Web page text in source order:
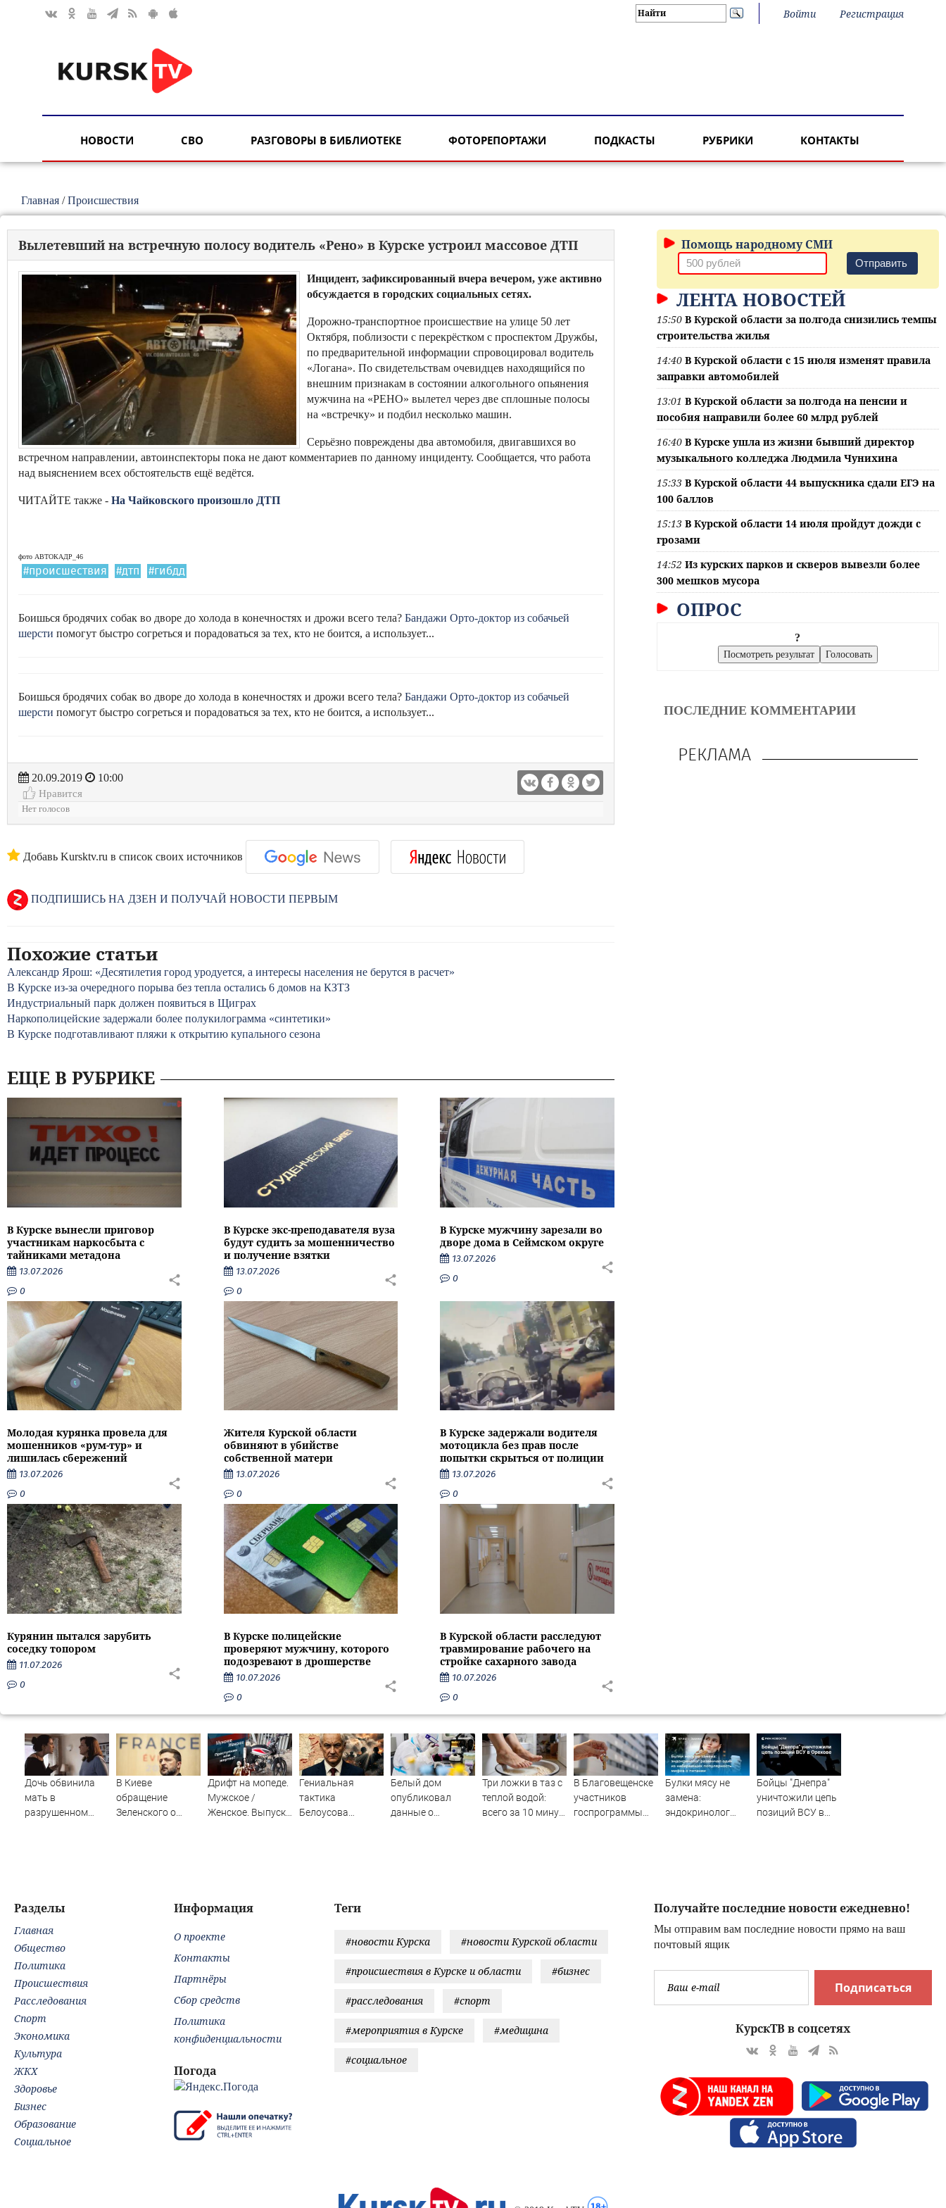
Войти Регистрация
НОВОСТИ СВО РАЗГОВОРЫ В БИБЛИОТЕКЕ ФОТОРЕПОРТАЖИ ПОДКАСТЫ РУБРИКИ КОНТАКТЫ
Главная /Происшествия
Вылетевший на встречную полосу водитель «Рено» в Курске устроил массовое ДТП
Инцидент, зафиксированный вчера вечером, уже активно
обсуждается в городских социальных сетях.
Дорожно-транспортное происшествие на улице 50 лет
Октября, поблизости с перекрёстком с проспектом Дружбы,
по предварительной информации спровоцировал водитель
«Логана». По свидетельствам очевидцев находящийся по
внешним признакам в состоянии алкогольного опьянения
мужчина на «РЕНО» вылетел через две сплошные полосы
на «встречку» и подбил несколько машин.
Серьёзно повреждены два автомобиля, двигавшихся во
встречном направлении, автоинспекторы пока не дают комментариев по данному инциденту. Сообщается, что работа
над выяснением всех обстоятельств ещё ведётся.
ЧИТАЙТЕ также - На Чайковского произошло ДТП
фото АВТОКАДР_46
#происшествия #дтп #гибдд
Боишься бродячих собак во дворе до холода в конечностях и дрожи всего тела? Бандажи Орто-доктор из собачьей
шерсти помогут быстро согреться и порадоваться за тех, кто не боится, а использует...
Боишься бродячих собак во дворе до холода в конечностях и дрожи всего тела? Бандажи Орто-доктор из собачьей
шерсти помогут быстро согреться и порадоваться за тех, кто не боится, а использует...
20.09.2019
10:00
Нравится
Нет голосов
Добавь Kursktv.ru в список своих источников
ПОДПИШИСЬ НА ДЗЕН И ПОЛУЧАЙ НОВОСТИ ПЕРВЫМ
Похожие статьи
Александр Ярош: «Десятилетия город уродуется, а интересы населения не берутся в расчет»
В Курске из-за очередного порыва без тепла остались 6 домов на КЗТЗ
Индустриальный парк должен появиться в Щиграх
Наркополицейские задержали более полукилограмма «синтетики»
В Курске подготавливают пляжи к открытию купального сезона
ЕЩЕ В РУБРИКЕ
В Курске вынесли приговор
участникам наркосбыта с
тайниками метадона
13.07.2026
0
В Курске экс-преподавателя вуза
будут судить за мошенничество
и получение взятки
13.07.2026
0
В Курске мужчину зарезали во
дворе дома в Сеймском округе
13.07.2026
0
Молодая курянка провела для
мошенников «рум-тур» и
лишилась сбережений
13.07.2026
0
Жителя Курской области
обвиняют в убийстве
собственной матери
13.07.2026
0
В Курске задержали водителя
мотоцикла без прав после
попытки скрыться от полиции
13.07.2026
0
Курянин пытался зарубить
соседку топором
11.07.2026
0
В Курске полицейские
проверяют мужчину, которого
подозревают в дропперстве
10.07.2026
0
В Курской области расследуют
травмирование рабочего на
стройке сахарного завода
10.07.2026
0
Помощь народному СМИ
Отправить
ЛЕНТА НОВОСТЕЙ
15:50 В Курской области за полгода снизились темпы
строительства жилья
14:40 В Курской области с 15 июля изменят правила
заправки автомобилей
13:01 В Курской области за полгода на пенсии и
пособия направили более 60 млрд рублей
16:40 В Курске ушла из жизни бывший директор
музыкального колледжа Людмила Чунихина
15:33 В Курской области 44 выпускника сдали ЕГЭ на
100 баллов
15:13 В Курской области 14 июля пройдут дожди с
грозами
14:52 Из курских парков и скверов вывезли более
300 мешков мусора
ОПРОС
?
ПОСЛЕДНИЕ КОММЕНТАРИИ
РЕКЛАМА
Дочь обвинила
мать в
разрушенном
В Киеве
обращение
Зеленского о
Дрифт на мопеде.
Мужское /
Женское. Выпуск
Гениальная
тактика
Белоусова
форсировала
узел обороны пал
Белый дом
опубликовал
данные о
Три ложки в таз с
теплой водой:
всего за 10 минут
В Благовещенске
участников
госпрограммы
Булки мясу не
замена:
эндокринолог
Бойцы "Днепра"
уничтожили цепь
позиций ВСУ в
Получайте последние новости ежедневно!
Мы отправим вам последние новости прямо на ваш
почтовый ящик
Подписаться
КурскТВ в соцсетях
Теги
#новости Курска #новости Курской области
#происшествия в Курске и области #бизнес
#расследования #спорт
#мероприятия в Курске #медицина
#социальное
Разделы
Главная
Общество
Политика
Происшествия
Расследования
Спорт
Экономика
Культура
ЖКХ
Здоровье
Бизнес
Образование
Социальное
Информация
О проекте
Контакты
Партнёры
Сбор средств
Политика
конфиденциальности
Погода